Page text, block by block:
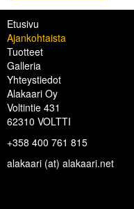
Etusivu
Ajankohtaista
Tuotteet
Galleria
Yhteystiedot
Alakaari Oy
Voltintie 431
62310 VOLTTI
+358 400 761 815
alakaari (at) alakaari.net